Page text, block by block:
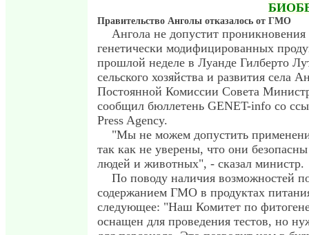
Правительство Анголы отказалось от ГМО
Ангола не допустит проникновения
генетически модифицированных
прошлой неделе в Луанде Гилберто
сельского хозяйства и развития села
Постоянной Комиссии Совета
сообщил бюллетень GENET-info со
Press Agency.
"Мы не можем допустить
так как не уверены, что они безопасны
людей и животных", - сказал министр.
По поводу наличия возможностей
содержанием ГМО в продуктах
следующее: "Наш Комитет по
оснащен для проведения тестов, но